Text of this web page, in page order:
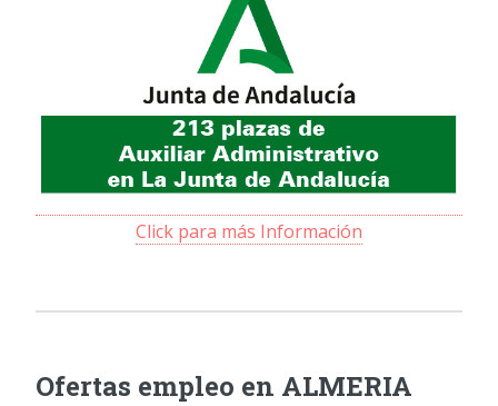
Click para más Información
Ofertas empleo en ALMERIA